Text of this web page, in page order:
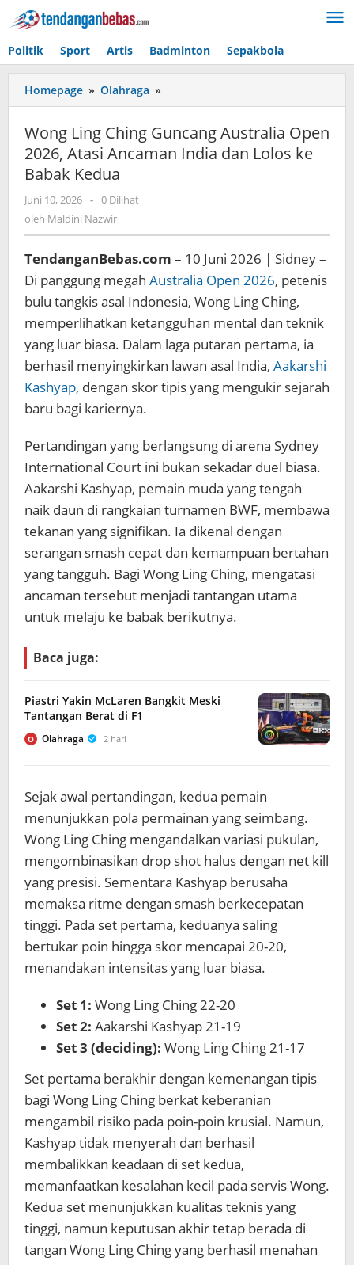
Lewati
ke
Politik Sport Artis Badminton Sepakbola
Homepage » Olahraga »
Ling
Guncang
Australia
India
dan
Lolos
ke
Babak
Kedua
Wong Ling Ching Guncang Australia Open
2026, Atasi Ancaman India dan Lolos ke
Babak Kedua
Juni 10, 2026 oleh
Maldini
- 0 Dilihat
oleh Maldini Nazwir
TendanganBebas.com – 10 Juni 2026 | Sidney –
Di panggung megah Australia Open 2026, petenis
bulu tangkis asal Indonesia, Wong Ling Ching,
memperlihatkan ketangguhan mental dan teknik
yang luar biasa. Dalam laga putaran pertama, ia
berhasil menyingkirkan lawan asal India, Aakarshi
Kashyap, dengan skor tipis yang mengukir sejarah
baru bagi kariernya.
Pertandingan yang berlangsung di arena Sydney
International Court ini bukan sekadar duel biasa.
Aakarshi Kashyap, pemain muda yang tengah
naik daun di rangkaian turnamen BWF, membawa
tekanan yang signifikan. Ia dikenal dengan
serangan smash cepat dan kemampuan bertahan
yang tangguh. Bagi Wong Ling Ching, mengatasi
ancaman tersebut menjadi tantangan utama
untuk melaju ke babak berikutnya.
Baca juga:
Piastri Yakin McLaren Bangkit Meski
Tantangan Berat di F1
O Olahraga 2 hari
Sejak awal pertandingan, kedua pemain
menunjukkan pola permainan yang seimbang.
Wong Ling Ching mengandalkan variasi pukulan,
mengombinasikan drop shot halus dengan net kill
yang presisi. Sementara Kashyap berusaha
memaksa ritme dengan smash berkecepatan
tinggi. Pada set pertama, keduanya saling
bertukar poin hingga skor mencapai 20-20,
menandakan intensitas yang luar biasa.
Set 1: Wong Ling Ching 22-20
Set 2: Aakarshi Kashyap 21-19
Set 3 (deciding): Wong Ling Ching 21-17
Set pertama berakhir dengan kemenangan tipis
bagi Wong Ling Ching berkat keberanian
mengambil risiko pada poin-poin krusial. Namun,
Kashyap tidak menyerah dan berhasil
membalikkan keadaan di set kedua,
memanfaatkan kesalahan kecil pada servis Wong.
Kedua set menunjukkan kualitas teknis yang
tinggi, namun keputusan akhir tetap berada di
tangan Wong Ling Ching yang berhasil menahan